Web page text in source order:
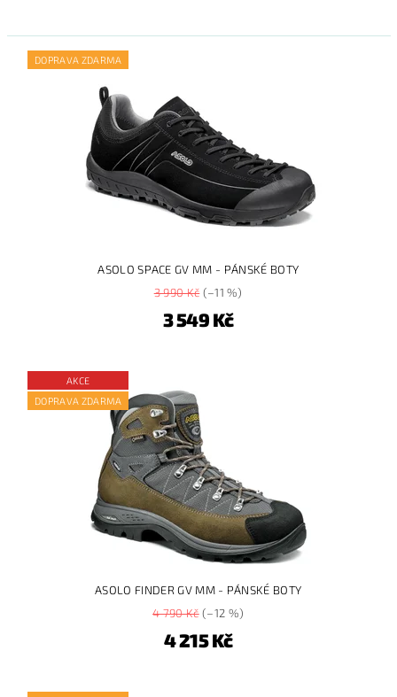
DOPRAVA ZDARMA
ASOLO SPACE GV MM - PÁNSKÉ BOTY
3 990 Kč(–11 %)
3 549 Kč
AKCE
DOPRAVA ZDARMA
ASOLO FINDER GV MM - PÁNSKÉ BOTY
4 790 Kč(–12 %)
4 215 Kč